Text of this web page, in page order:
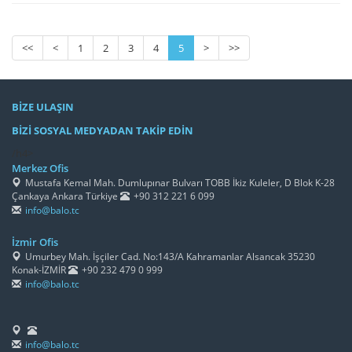
<< < 1 2 3 4 5 > >>
BİZE ULAŞIN
BİZİ SOSYAL MEDYADAN TAKİP EDİN
Merkez Ofis
Mustafa Kemal Mah. Dumlupınar Bulvarı TOBB İkiz Kuleler, D Blok K-28
Çankaya Ankara Türkiye
+90 312 221 6 099
info@balo.tc
İzmir Ofis
Umurbey Mah. İşçiler Cad. No:143/A Kahramanlar Alsancak 35230
Konak-İZMİR
+90 232 479 0 999
info@balo.tc
info@balo.tc